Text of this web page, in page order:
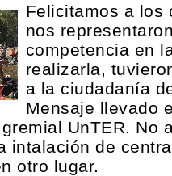
Felicitamos a los
nos
competencia en
realizarla,
a la ciudadanía
Mensaje llevado
UnTER. No
intalación de
otro lugar.